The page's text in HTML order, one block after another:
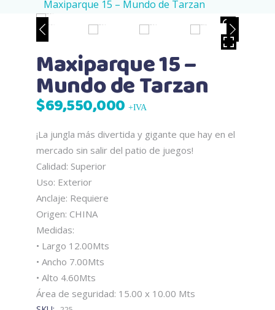
Maxiparque 15 – Mundo de Tarzan
HOVER
Maxiparque 15 –
Mundo de Tarzan
$69,550,000 +IVA
¡La jungla más divertida y gigante que hay en el
mercado sin salir del patio de juegos!
Calidad: Superior
Uso: Exterior
Anclaje: Requiere
Origen: CHINA
Medidas:
• Largo 12.00Mts
• Ancho 7.00Mts
• Alto 4.60Mts
Área de seguridad: 15.00 x 10.00 Mts